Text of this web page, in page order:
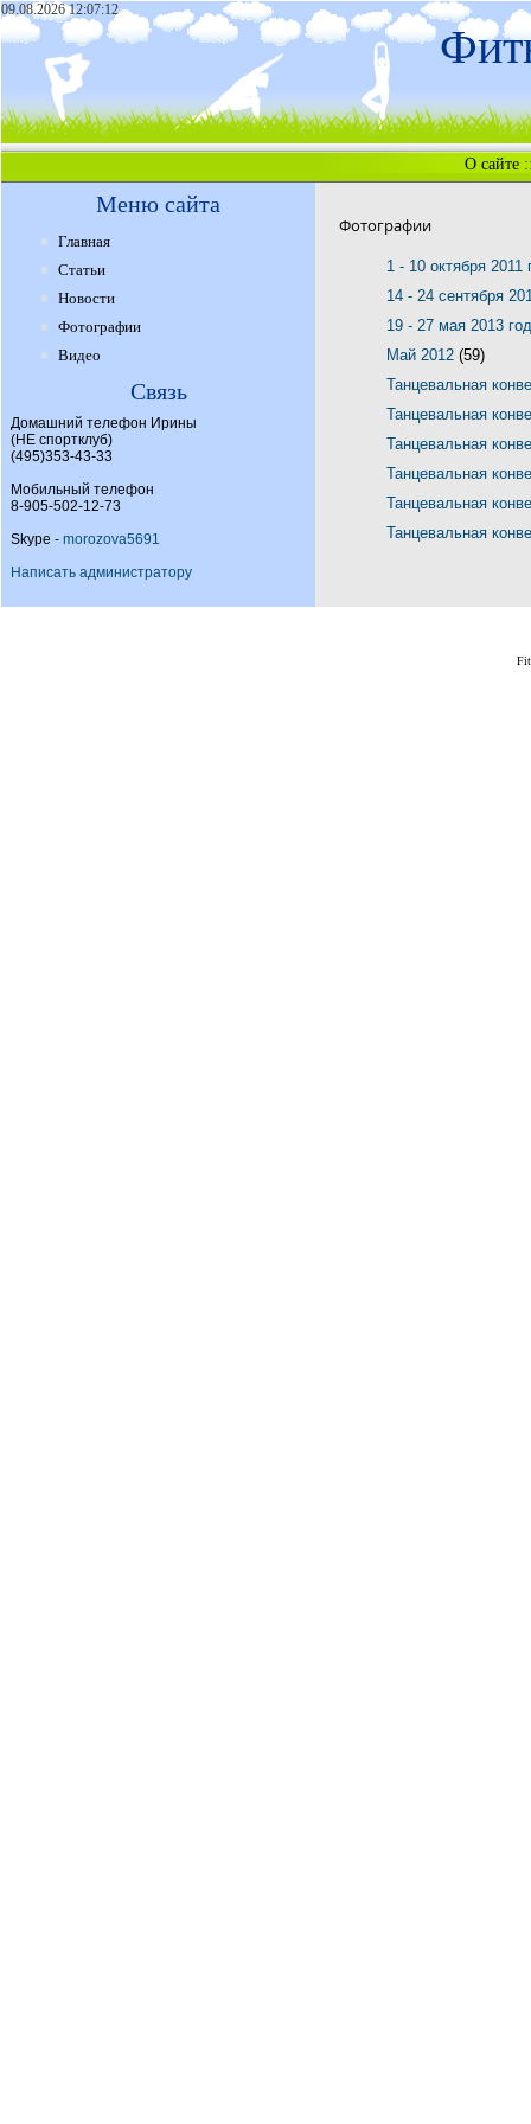
09.08.2026 12:07:12
О сайте
Меню сайта
Главная
Статьи
Новости
Фотографии
Видео
Связь
Домашний телефон Ирины
(НЕ спортклуб)
(495)353-43-33
Мобильный телефон
8-905-502-12-73
Skype - morozova5691
Написать администратору
Фотографии
1 - 10 октября 2011
14 - 24 сентября
19 - 27 мая 2013
Май 2012 (59)
Танцевальная
Танцевальная
Танцевальная
Танцевальная
Танцевальная
Танцевальная